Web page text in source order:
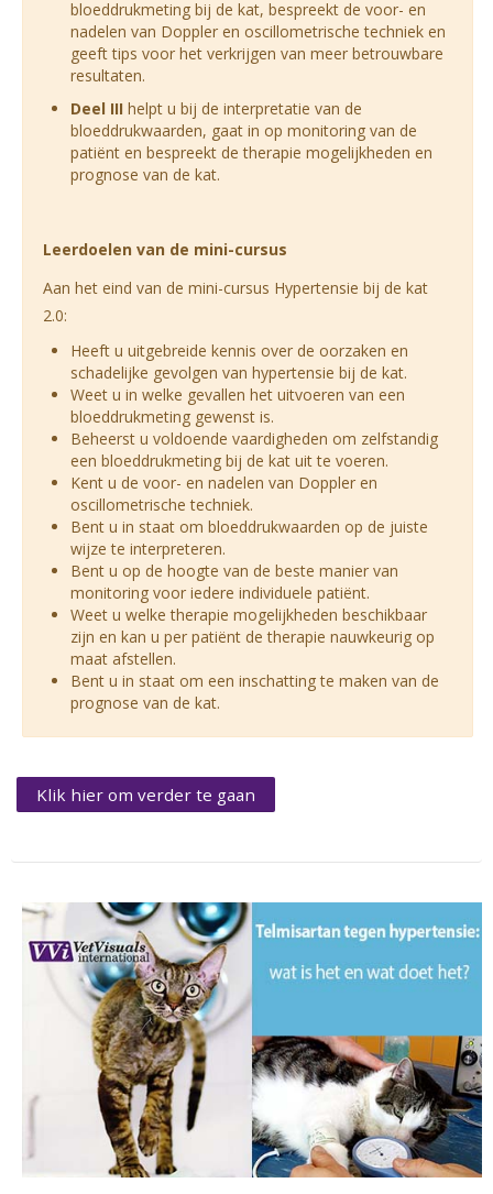
bloeddrukmeting bij de kat, bespreekt de voor- en
nadelen van Doppler en oscillometrische techniek en
geeft tips voor het verkrijgen van meer betrouwbare
resultaten.
Deel III helpt u bij de interpretatie van de
bloeddrukwaarden, gaat in op monitoring van de
patiënt en bespreekt de therapie mogelijkheden en
prognose van de kat.
Leerdoelen van de mini-cursus
Aan het eind van de mini-cursus Hypertensie bij de kat
2.0:
Heeft u uitgebreide kennis over de oorzaken en
schadelijke gevolgen van hypertensie bij de kat.
Weet u in welke gevallen het uitvoeren van een
bloeddrukmeting gewenst is.
Beheerst u voldoende vaardigheden om zelfstandig
een bloeddrukmeting bij de kat uit te voeren.
Kent u de voor- en nadelen van Doppler en
oscillometrische techniek.
Bent u in staat om bloeddrukwaarden op de juiste
wijze te interpreteren.
Bent u op de hoogte van de beste manier van
monitoring voor iedere individuele patiënt.
Weet u welke therapie mogelijkheden beschikbaar
zijn en kan u per patiënt de therapie nauwkeurig op
maat afstellen.
Bent u in staat om een inschatting te maken van de
prognose van de kat.
Klik hier om verder te gaan